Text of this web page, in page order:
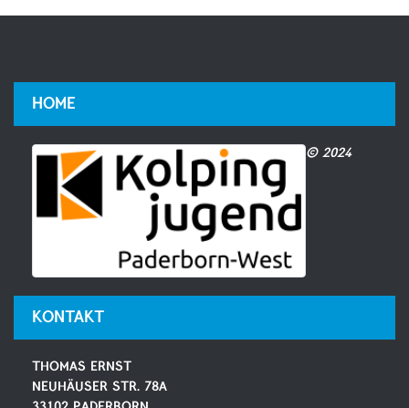
HOME
© 2024
KONTAKT
THOMAS ERNST
NEUHÄUSER STR. 78A